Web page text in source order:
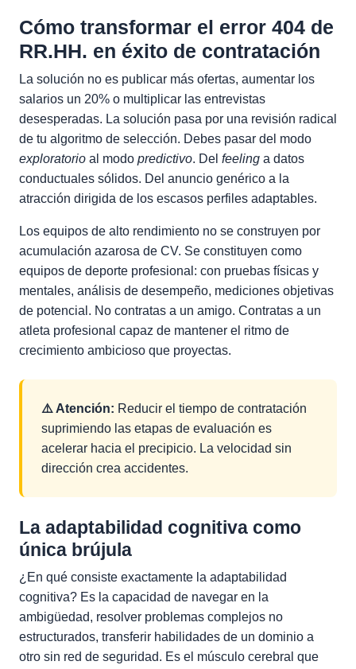
Cómo transformar el error 404 de
RR.HH. en éxito de contratación
La solución no es publicar más ofertas, aumentar los
salarios un 20% o multiplicar las entrevistas
desesperadas. La solución pasa por una revisión radical
de tu algoritmo de selección. Debes pasar del modo
exploratorio al modo predictivo. Del feeling a datos
conductuales sólidos. Del anuncio genérico a la
atracción dirigida de los escasos perfiles adaptables.
Los equipos de alto rendimiento no se construyen por
acumulación azarosa de CV. Se constituyen como
equipos de deporte profesional: con pruebas físicas y
mentales, análisis de desempeño, mediciones objetivas
de potencial. No contratas a un amigo. Contratas a un
atleta profesional capaz de mantener el ritmo de
crecimiento ambicioso que proyectas.
⚠️ Atención: Reducir el tiempo de contratación
suprimiendo las etapas de evaluación es
acelerar hacia el precipicio. La velocidad sin
dirección crea accidentes.
La adaptabilidad cognitiva como
única brújula
¿En qué consiste exactamente la adaptabilidad
cognitiva? Es la capacidad de navegar en la
ambigüedad, resolver problemas complejos no
estructurados, transferir habilidades de un dominio a
otro sin red de seguridad. Es el músculo cerebral que